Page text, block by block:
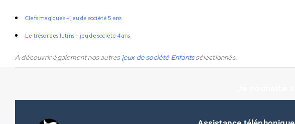
Clefs magiques – jeu de société 5 ans
Le trésor des lutins – jeu de société 4 ans
A découvrir également nos autresjeux de société Enfantssélectionnés.